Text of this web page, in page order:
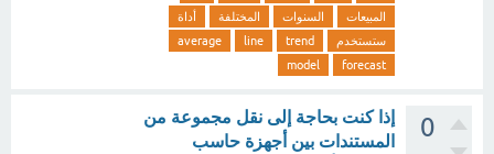
المبيعات
السنوات المختلفة
أداة
ستستخدم
trend
line
average
forecast
model
0
إذا كنت بحاجة إلى نقل مجموعة من
المستندات بين أجهزة حاسب